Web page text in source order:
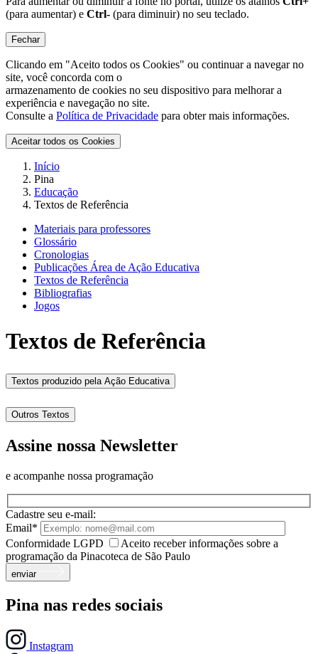
(para aumentar) e Ctrl- (para diminuir) no seu teclado.
Fechar
Clicando em "Aceito todos os Cookies" ou continuar a navegar no
site, você concorda com o
armazenamento de cookies no seu dispositivo para melhorar a
experiência e navegação no site.
Consulte a Política de Privacidade para obter mais informações.
Aceitar todos os Cookies
Início
Pina
Educação
Textos de Referência
Materiais para professores
Glossário
Cronologias
Publicações Área de Ação Educativa
Textos de Referência
Bibliografias
Jogos
Textos de Referência
Textos produzido pela Ação Educativa
Outros Textos
Assine nossa Newsletter
e acompanhe nossa programação
Cadastre seu e-mail:
Email*
Conformidade LGPD
Aceito receber informações sobre a
programação da Pinacoteca de São Paulo
enviar
Pina nas redes sociais
Instagram